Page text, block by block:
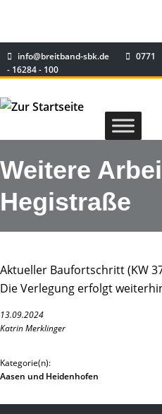
info@breitband-sbk.de
0771
- 16284 - 100
Weitere
Hegistraße
Aktueller Baufortschritt (KW
Die Verlegung erfolgt
13.09.2024
Katrin Merklinger
Kategorie(n):
Aasen und Heidenhofen